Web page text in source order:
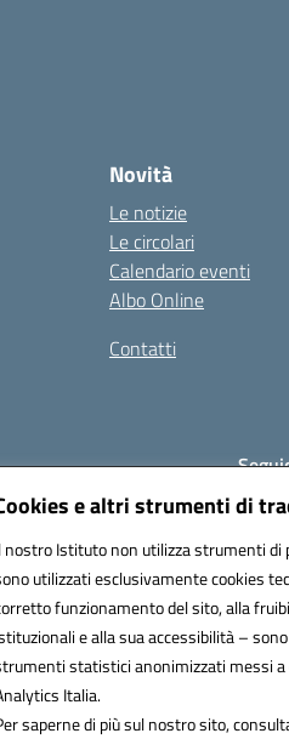
e altri strumenti di
nostro Istituto non utilizza strumenti di
utilizzati esclusivamente cookies
funzionamento del sito, alla
e alla sua accessibilità –
statistici anonimizzati messi a
Italia.
saperne di più sul nostro sito,
Novità
Le notizie
Le circolari
Calendario eventi
Albo Online
Contatti